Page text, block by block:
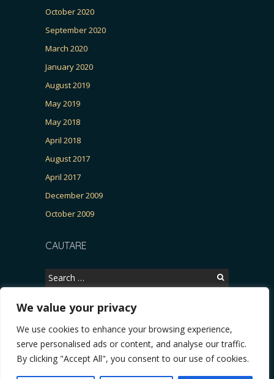
We value your privacy
We use cookies to enhance your browsing experience,
serve personalised ads or content, and analyse our traffic.
By clicking "Accept All", you consent to our use of cookies.
October 2020
September 2020
March 2020
January 2020
August 2019
May 2019
May 2018
April 2018
August 2017
April 2017
December 2009
October 2009
CAUTARE
Search
for:
Copyright © 2026, CERTITUDINEA.
Patria, parlamentarele și presa
* VIDEO. Viata lui Eminescu (Necenzurat).